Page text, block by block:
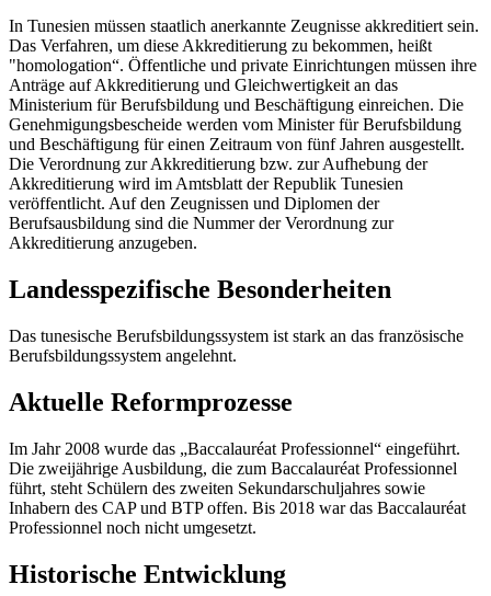
In Tunesien müssen staatlich anerkannte Zeugnisse akkreditiert sein.
Das Verfahren, um diese Akkreditierung zu bekommen, heißt
"homologation“. Öffentliche und private Einrichtungen müssen ihre
Anträge auf Akkreditierung und Gleichwertigkeit an das
Ministerium für Berufsbildung und Beschäftigung einreichen. Die
Genehmigungsbescheide werden vom Minister für Berufsbildung
und Beschäftigung für einen Zeitraum von fünf Jahren ausgestellt.
Die Verordnung zur Akkreditierung bzw. zur Aufhebung der
Akkreditierung wird im Amtsblatt der Republik Tunesien
veröffentlicht. Auf den Zeugnissen und Diplomen der
Berufsausbildung sind die Nummer der Verordnung zur
Akkreditierung anzugeben.
Landesspezifische Besonderheiten
Das tunesische Berufsbildungssystem ist stark an das französische
Berufsbildungssystem angelehnt.
Aktuelle Reformprozesse
Im Jahr 2008 wurde das „Baccalauréat Professionnel“ eingeführt.
Die zweijährige Ausbildung, die zum Baccalauréat Professionnel
führt, steht Schülern des zweiten Sekundarschuljahres sowie
Inhabern des CAP und BTP offen. Bis 2018 war das Baccalauréat
Professionnel noch nicht umgesetzt.
Historische Entwicklung